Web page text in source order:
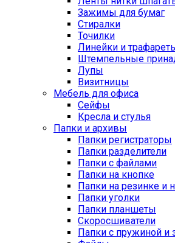
Зажимы для бумаг
Стиралки
Точилки
Линейки и
Штемпельные
Лупы
Визитницы
Мебель для офиса
Сейфы
Кресла и стулья
Папки и архивы
Папки регистраторы
Папки разделители
Папки с файлами
Папки на кнопке
Папки на резинке и
Папки уголки
Папки планшеты
Скоросшиватели
Папки с пружиной